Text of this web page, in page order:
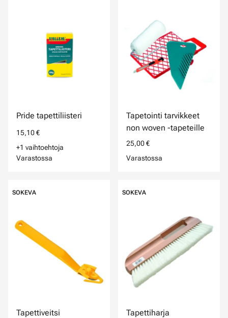
Pride tapettiliisteri
15,10 €
+1 vaihtoehtoja
Varastossa
Tapetointi tarvikkeet
non woven -tapeteille
25,00 €
Varastossa
SOKEVA
Tapettiveitsi
SOKEVA
Tapettiharja